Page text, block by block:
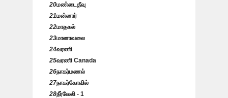
20மண்டைதீவு
21மன்னார்
22மாதகல்
23மானாவலை
24வரணி
25வரணி Canada
26நாகர்மணல்
27நாகர்கோவில்
28நீர்வேலி - 1